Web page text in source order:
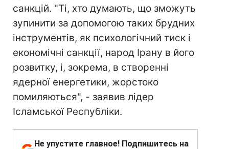
санкцій. "Ті, хто думають, що зможуть
зупинити за допомогою таких брудних
інструментів, як психологічний тиск і
економічні санкції, народ Ірану в його
розвитку, і, зокрема, в створенні
ядерної енергетики, жорстоко
помиляються", - заявив лідер
Ісламської Республіки.
Не упустите главное! Подпишитесь на